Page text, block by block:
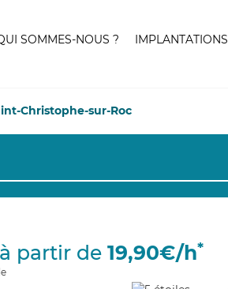
SOMMES-NOUS ? IMPLANTATIONS
Christophe-sur-Roc
à partir de 19,90€/h*